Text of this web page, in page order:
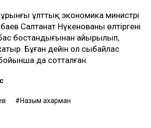
ұлттық экономика министрі
Салтанат Нүкенованы өлтіргені
бостандығынан айырылып,
Бұған дейін ол сыбайлас
да сотталған.
Назым Қахарман